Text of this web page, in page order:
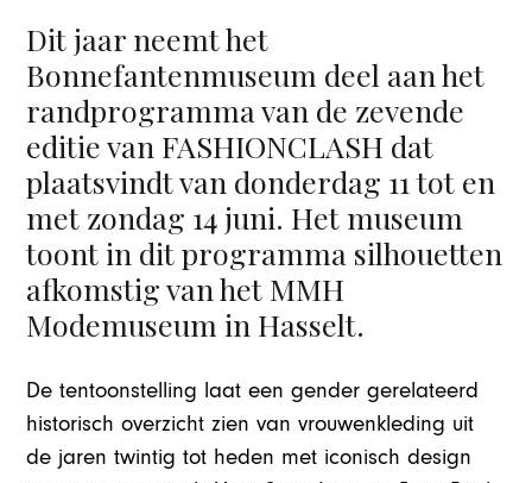
Dit jaar neemt het
Bonnefantenmuseum deel aan het
randprogramma van de zevende
editie van FASHIONCLASH dat
plaatsvindt van donderdag 11 tot en
met zondag 14 juni. Het museum
toont in dit programma silhouetten
afkomstig van het MMH
Modemuseum in Hasselt.
De tentoonstelling laat een gender gerelateerd
historisch overzicht zien van vrouwenkleding uit
de jaren twintig tot heden met iconisch design